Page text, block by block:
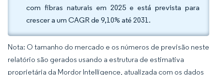
com fibras naturais em 2025 e está prevista para
crescer a um CAGR de 9,10% até 2031.
Nota: O tamanho do mercado e os números de previsão neste
relatório são gerados usando a estrutura de estimativa
proprietária da Mordor Intelligence, atualizada com os dados